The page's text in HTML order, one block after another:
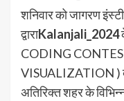
शनिवार को जागरण
द्वाराKalanjali_2024
CODING
VISUALIZATION )
अतिरिक्त शहर के